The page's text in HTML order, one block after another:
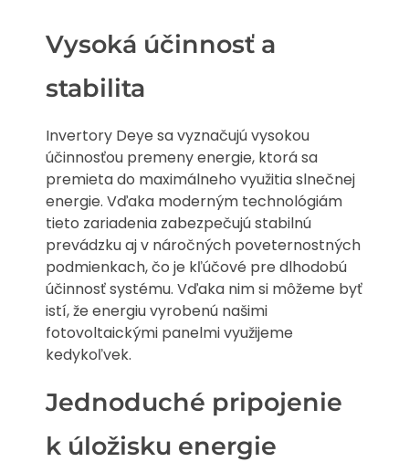
Vysoká účinnosť a
stabilita
Invertory Deye sa vyznačujú vysokou
účinnosťou premeny energie, ktorá sa
premieta do maximálneho využitia slnečnej
energie. Vďaka moderným technológiám
tieto zariadenia zabezpečujú stabilnú
prevádzku aj v náročných poveternostných
podmienkach, čo je kľúčové pre dlhodobú
účinnosť systému. Vďaka nim si môžeme byť
istí, že energiu vyrobenú našimi
fotovoltaickými panelmi využijeme
kedykoľvek.
Jednoduché pripojenie
k úložisku energie